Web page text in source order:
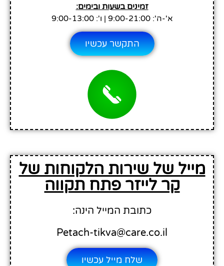
זמינים בשעות ובימים:
א'-ה': 9:00-21:00 | ו': 9:00-13:00
התקשר עכשיו
מייל של שירות הלקוחות של
קר לייזר פתח תקווה
כתובת המייל הינה:
Petach-tikva@care.co.il
שלח מייל עכשיו